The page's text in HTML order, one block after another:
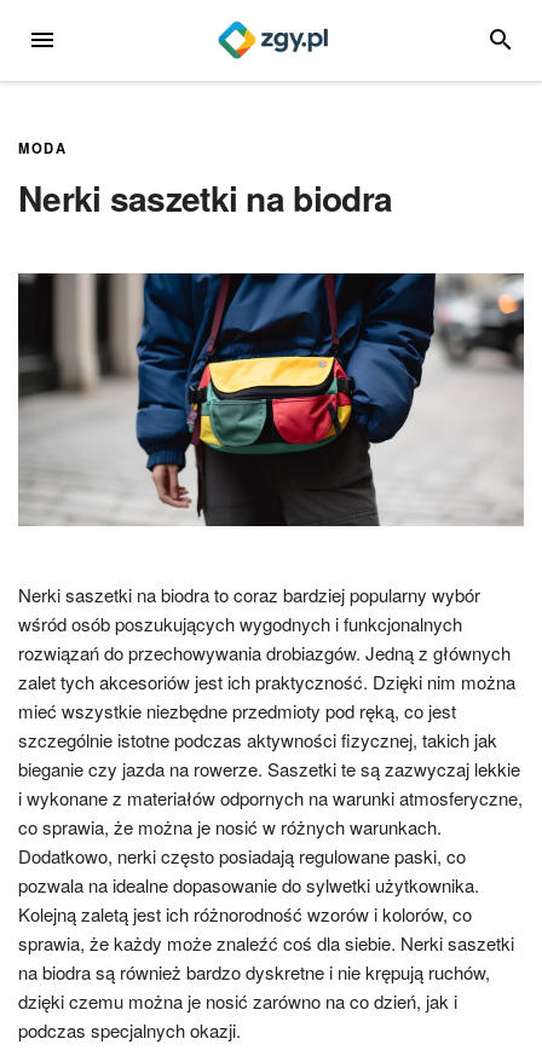
MENU
MODA
Nerki saszetki na biodra
Nerki saszetki na biodra to coraz bardziej popularny wybór
wśród osób poszukujących wygodnych i funkcjonalnych
rozwiązań do przechowywania drobiazgów. Jedną z głównych
zalet tych akcesoriów jest ich praktyczność. Dzięki nim można
mieć wszystkie niezbędne przedmioty pod ręką, co jest
szczególnie istotne podczas aktywności fizycznej, takich jak
bieganie czy jazda na rowerze. Saszetki te są zazwyczaj lekkie
i wykonane z materiałów odpornych na warunki atmosferyczne,
co sprawia, że można je nosić w różnych warunkach.
Dodatkowo, nerki często posiadają regulowane paski, co
pozwala na idealne dopasowanie do sylwetki użytkownika.
Kolejną zaletą jest ich różnorodność wzorów i kolorów, co
sprawia, że każdy może znaleźć coś dla siebie. Nerki saszetki
na biodra są również bardzo dyskretne i nie krępują ruchów,
dzięki czemu można je nosić zarówno na co dzień, jak i
podczas specjalnych okazji.